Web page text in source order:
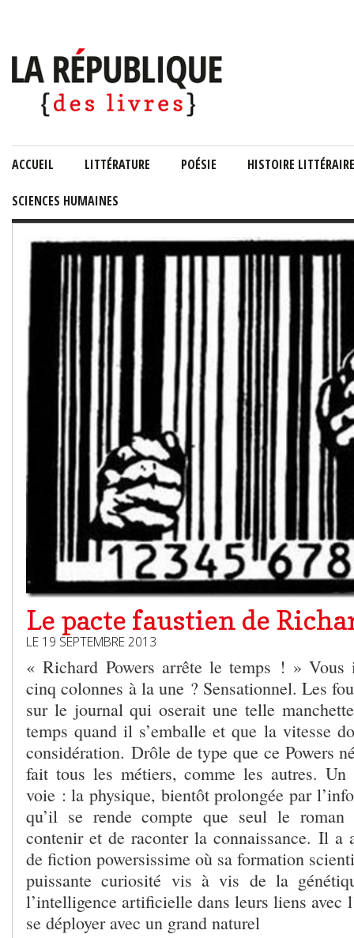
ACCUEIL LITTÉRATURE POÉSIE HISTOIRE LITTÉRAIRE
SCIENCES HUMAINES
Le pacte faustien de
LE 19 SEPTEMBRE 2013
« Richard Powers arrête le temps ! »
cinq colonnes à la une ? Sensationnel. Les
sur le journal qui oserait une telle
temps quand il s’emballe et que la vitesse
considération. Drôle de type que ce Powers
fait tous les métiers, comme les autres.
voie : la physique, bientôt prolongée par
qu’il se rende compte que seul le roman
contenir et de raconter la connaissance. Il a
de fiction powersissime où sa formation
puissante curiosité vis à vis de la
l’intelligence artificielle dans leurs liens avec
se déployer avec un grand naturel